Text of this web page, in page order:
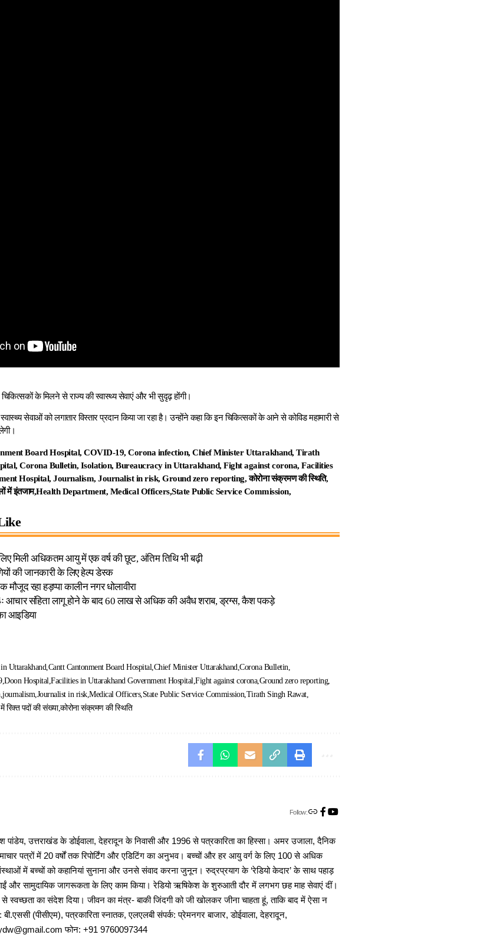
के मिलने से राज्य की स्वास्थ्य सेवाएं और भी सुदृढ़ होंगी।
सेवाओं को लगातार विस्तार प्रदान किया जा रहा है। उन्होंने कहा कि इन चिकित्सकों के आने से कोविड महामारी से
Board Hospital, COVID-19, Corona infection, Chief Minister Uttarakhand, Tirath
Corona Bulletin, Isolation, Bureaucracy in Uttarakhand, Fight against corona, Facilities
Hospital, Journalism, Journalist in risk, Ground zero reporting, कोरोना संक्रमण की स्थिति,
में इंतजाम,Health Department, Medical Officers,State Public Service Commission,
मिली अधिकतम आयु में एक वर्ष की छूट, अंतिम तिथि भी बढ़ी
की जानकारी के लिए हेल्प डेस्क
रहा हड़प्पा कालीन नगर धोलावीरा
आचार संहिता लागू होने के बाद 60 लाख से अधिक की अवैध शराब, ड्रग्स, कैश पकड़े
आइडिया
Uttarakhand Cantt Cantonment Board Hospital Chief Minister Uttarakhand Corona Bulletin
Doon Hospital Facilities in Uttarakhand Government Hospital Fight against corona Ground zero reporting
journalism Journalist in risk Medical Officers State Public Service Commission Tirath Singh Rawat
रिक्त पदों की संख्या कोरोना संक्रमण की स्थिति
Follow:
उत्तराखंड के डोईवाला, देहरादून के निवासी और 1996 से पत्रकारिता का हिस्सा। अमर उजाला, दैनिक
पत्रों में 20 वर्षों तक रिपोर्टिंग और एडिटिंग का अनुभव। बच्चों और हर आयु वर्ग के लिए 100 से अधिक
में बच्चों को कहानियां सुनाना और उनसे संवाद करना जुनून। रुद्रप्रयाग के ‘रेडियो केदार’ के साथ पहाड़
और सामुदायिक जागरूकता के लिए काम किया। रेडियो ऋषिकेश के शुरुआती दौर में लगभग छह माह सेवाएं दीं।
स्वच्छता का संदेश दिया। जीवन का मंत्र- बाकी जिंदगी को जी खोलकर जीना चाहता हूं, ताकि बाद में ऐसा न
बी.एससी (पीसीएम), पत्रकारिता स्नातक, एलएलबी संपर्क: प्रेमनगर बाजार, डोईवाला, देहरादून,
फोन: +91 9760097344